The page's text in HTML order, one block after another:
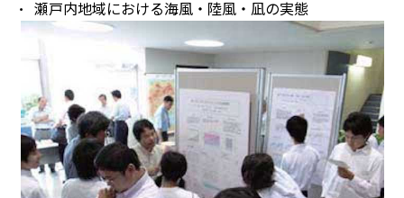
瀬戸内地域における海風・陸風・凪の実態